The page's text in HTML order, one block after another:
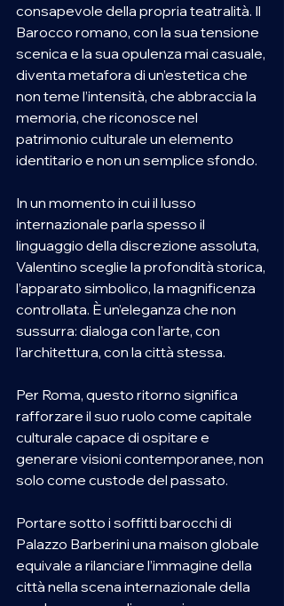
consapevole della propria teatralità. Il
Barocco romano, con la sua tensione
scenica e la sua opulenza mai casuale,
diventa metafora di un’estetica che
non teme l’intensità, che abbraccia la
memoria, che riconosce nel
patrimonio culturale un elemento
identitario e non un semplice sfondo.
In un momento in cui il lusso
internazionale parla spesso il
linguaggio della discrezione assoluta,
Valentino sceglie la profondità storica,
l’apparato simbolico, la magnificenza
controllata. È un’eleganza che non
sussurra: dialoga con l’arte, con
l’architettura, con la città stessa.
Per Roma, questo ritorno significa
rafforzare il suo ruolo come capitale
culturale capace di ospitare e
generare visioni contemporanee, non
solo come custode del passato.
Portare sotto i soffitti barocchi di
Palazzo Barberini una maison globale
equivale a rilanciare l’immagine della
città nella scena internazionale della